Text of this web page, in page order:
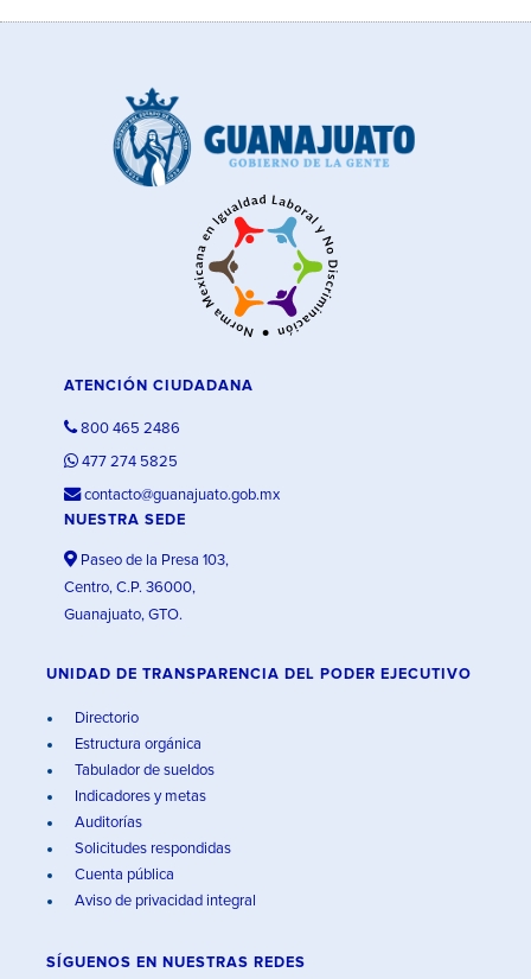
ATENCIÓN CIUDADANA
800 465 2486
477 274 5825
contacto@guanajuato.gob.mx
NUESTRA SEDE
Paseo de la Presa 103,
Centro, C.P. 36000,
Guanajuato, GTO.
UNIDAD DE TRANSPARENCIA DEL PODER EJECUTIVO
Directorio
Estructura orgánica
Tabulador de sueldos
Indicadores y metas
Auditorías
Solicitudes respondidas
Cuenta pública
Aviso de privacidad integral
SÍGUENOS EN NUESTRAS REDES